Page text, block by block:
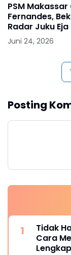
PSM
Fernandes,
Radar Juku Eja
Juni 24, 2026
Posting
Tidak
Cara